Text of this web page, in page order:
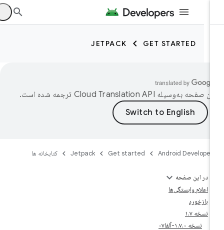
GET STARTED
JETPACK
صفحه به‌وسیله
‏Cloud Translation API‏ ترجمه شده است.
Android
Get started
Jetpack کتابخانه ها
در این صفحه
اعلام وابستگی‌ها
بازخورد
نسخه ۱.۷
نسخه ۱.۷.۰-آلفا۰۷